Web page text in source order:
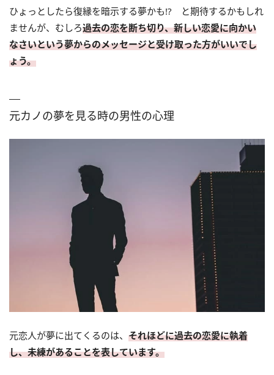
ひょっとしたら復縁を暗示する夢かも!? と期待するかもしれ
ませんが、むしろ過去の恋を断ち切り、新しい恋愛に向かい
なさいという夢からのメッセージと受け取った方がいいでし
ょう。
元カノの夢を見る時の男性の心理
元恋人が夢に出てくるのは、 それほどに過去の恋愛に執着
し、未練があることを表しています。